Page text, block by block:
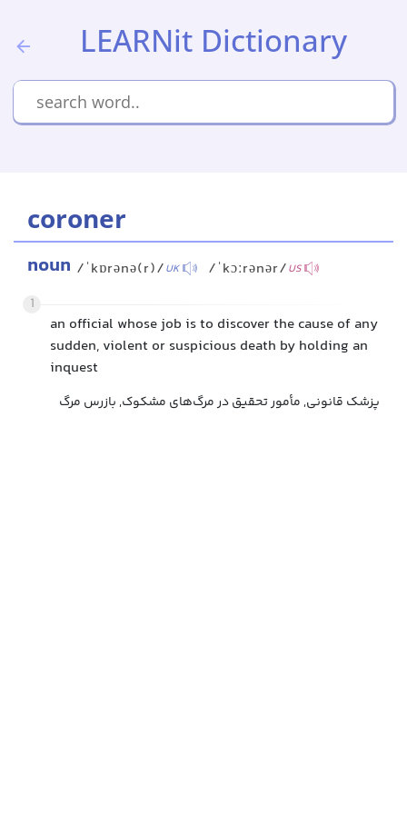
LEARNit Dictionary
coroner
noun /ˈkɒrənə(r)/UK /ˈkɔːrənər/US
1
an official whose job is to discover the cause of any
sudden, violent or suspicious death by holding an
inquest
پزشک قانونی, مأمور تحقیق در مرگ‌های مشکوک, بازرس مرگ